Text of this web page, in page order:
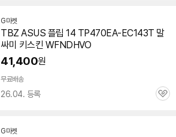
G마켓
TBZ ASUS 플립 14 TP470EA-EC143T 말
싸미 키스킨 WFNDHVO
41,400원
무료배송
26.04. 등록
관
G마켓